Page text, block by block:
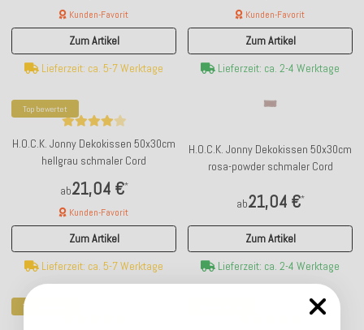
Kunden-Favorit
Zum Artikel
Lieferzeit: ca. 5-7 Werktage
Kunden-Favorit
Zum Artikel
Lieferzeit: ca. 2-4 Werktage
Top bewertet
H.O.C.K. Jonny Dekokissen 50x30cm
hellgrau schmaler Cord
ab21,04 €*
Kunden-Favorit
Zum Artikel
Lieferzeit: ca. 5-7 Werktage
H.O.C.K. Jonny Dekokissen 50x30cm
rosa-powder schmaler Cord
ab21,04 €*
Zum Artikel
Lieferzeit: ca. 2-4 Werktage
Top bewertet